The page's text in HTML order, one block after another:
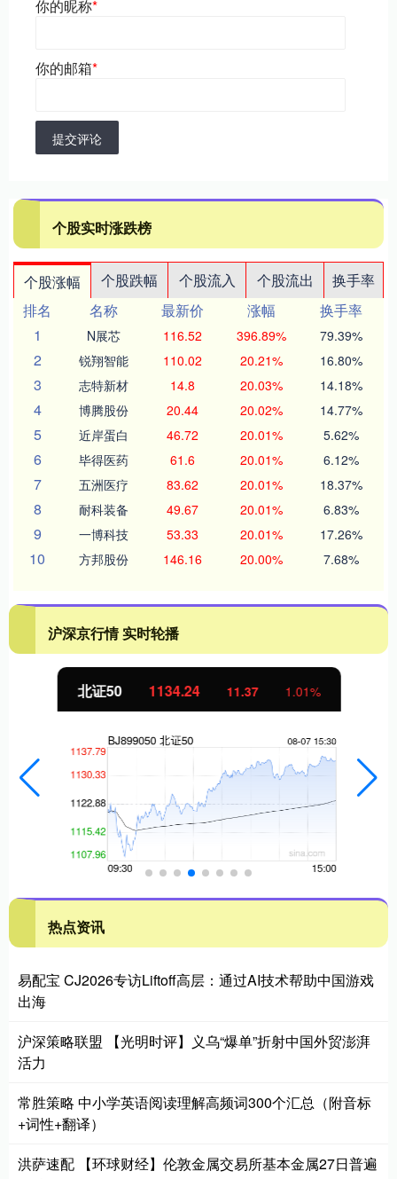
你的昵称*
你的邮箱*
提交评论
个股实时涨跌榜
个股涨幅 个股跌幅 个股流入 个股流出
换手率
排名
名称 最新价 涨幅
换手率
1
N展芯 116.52 396.89% 79.39%
2 锐翔智能 110.02 20.21% 16.80%
3 志特新材 14.8 20.03% 14.18%
4 博腾股份 20.44 20.02% 14.77%
5 近岸蛋白 46.72 20.01% 5.62%
6 毕得医药 61.6 20.01% 6.12%
7 五洲医疗 83.62 20.01% 18.37%
8 耐科装备 49.67 20.01% 6.83%
9 一博科技 53.33 20.01% 17.26%
10 方邦股份 146.16 20.00% 7.68%
沪深京行情 实时轮播
北证50 1134.24 11.37 1.01%
热点资讯
易配宝 CJ2026专访Liftoff高层：通过AI技术帮助中国游戏
出海
沪深策略联盟 【光明时评】义乌“爆单”折射中国外贸澎湃
活力
常胜策略 中小学英语阅读理解高频词300个汇总（附音标
+词性+翻译）
洪萨速配 【环球财经】伦敦金属交易所基本金属27日普遍